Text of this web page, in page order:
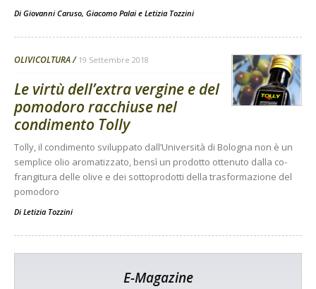
Di Giovanni Caruso, Giacomo Palai e Letizia Tozzini
OLIVICOLTURA 19 Settembre 2018
Le virtù dell’extra vergine e del
pomodoro racchiuse nel
condimento Tolly
Tolly, il condimento sviluppato dall’Università di Bologna non è un
semplice olio aromatizzato, bensì un prodotto ottenuto dalla co-
frangitura delle olive e dei sottoprodotti della trasformazione del
pomodoro
Di Letizia Tozzini
E-Magazine